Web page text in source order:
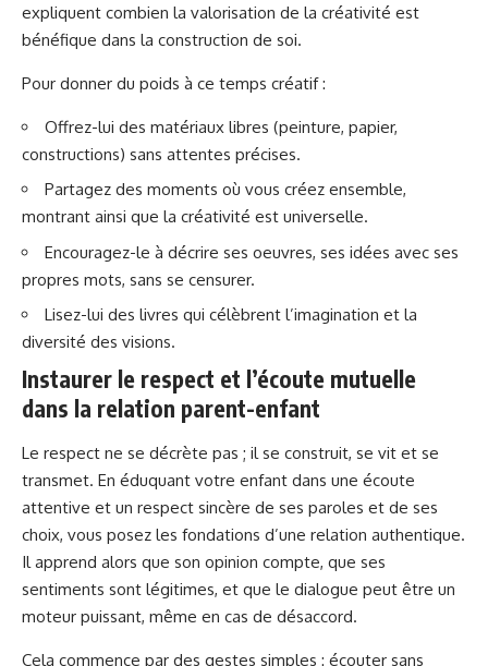
expliquent combien la valorisation de la créativité est
bénéfique dans la construction de soi.
Pour donner du poids à ce temps créatif :
Offrez-lui des matériaux libres (peinture, papier,
constructions) sans attentes précises.
Partagez des moments où vous créez ensemble,
montrant ainsi que la créativité est universelle.
Encouragez-le à décrire ses oeuvres, ses idées avec ses
propres mots, sans se censurer.
Lisez-lui des livres qui célèbrent l’imagination et la
diversité des visions.
Instaurer le respect et l’écoute mutuelle
dans la relation parent-enfant
Le respect ne se décrète pas ; il se construit, se vit et se
transmet. En éduquant votre enfant dans une écoute
attentive et un respect sincère de ses paroles et de ses
choix, vous posez les fondations d’une relation authentique.
Il apprend alors que son opinion compte, que ses
sentiments sont légitimes, et que le dialogue peut être un
moteur puissant, même en cas de désaccord.
Cela commence par des gestes simples : écouter sans